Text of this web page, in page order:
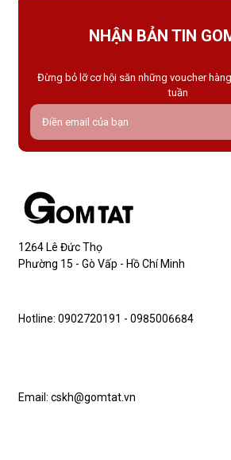
NHẬN BẢN TIN
Đừng bỏ lỡ cơ hội săn những voucher
tuần
1264 Lê Đức Thọ
Phường 15 - Gò Vấp - Hồ Chí Minh
Hotline: 0902720191 - 0985006684
Email: cskh@gomtat.vn